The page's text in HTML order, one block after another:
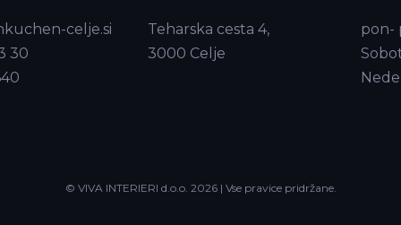
celje.si
30
Teharska cesta 4,
3000 Celje
pon-
© VIVA INTERIERI d.o.o. 2026 | Vse pravice pridržane.